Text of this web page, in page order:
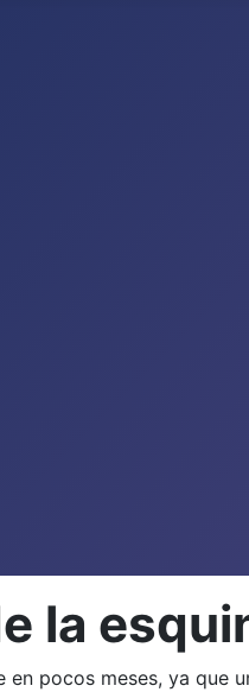
la
en pocos meses, ya que